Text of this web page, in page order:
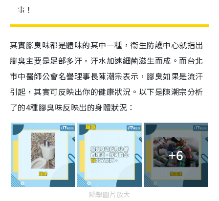
事！
其實腳臭味都是體味的其中一種，衞生防護中心就指出
腳臭主要是足部多汗，汗水加速細菌滋生而成。而台北
市中醫師公會名譽理事長陳潮宗表示，腳臭如果是流汗
引起，其實可反映出你的健康狀況。以下是陳潮宗分析
了的4種腳臭味反映出的身體狀況：
+6
點擊圖片放大